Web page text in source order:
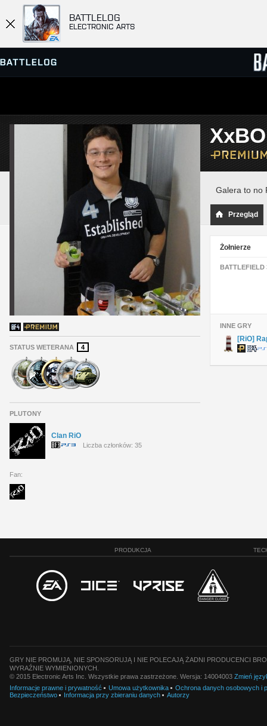
BATTLELOG
ELECTRONIC ARTS
PRZEGLĄDARKA SERWERÓW
STATUS WETERANA 4
PLUTONY
Clan RiO
Liczba członków: 35
Fan:
Galera to no
Przegląd
Żołnierze
BATTLEFIELD
INNE GRY
[RiO]
PRODUKCJA
GRY NIE PROMUJĄ, NIE SPONSORUJĄ I NIE POLECAJĄ ŻADNI PRODUCENCI
WYRAŹNIE WYMIENIONYCH.
© 2015 Electronic Arts Inc. Wszystkie prawa zastrzeżone. Wersja: 14004003 Zmień
Informacje prawne i prywatność
Umowa użytkownika
Ochrona danych osobowych i
Bezpieczeństwo
Informacja przy zbieraniu danych Autorzy